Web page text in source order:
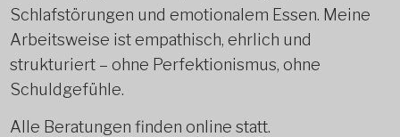
Schlafstörungen und emotionalem Essen. Meine
Arbeitsweise ist empathisch, ehrlich und
strukturiert – ohne Perfektionismus, ohne
Schuldgefühle.
Alle Beratungen finden online statt.